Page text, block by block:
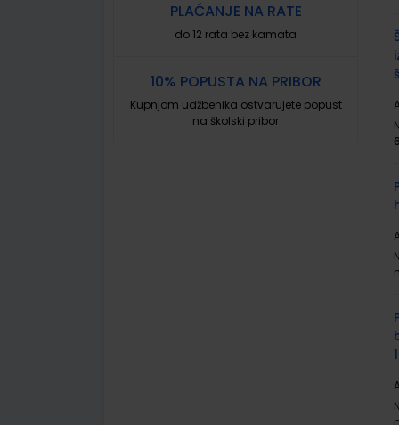
PLAĆANJE NA RATE
do 12 rata bez kamata
10% POPUSTA NA PRIBOR
Kupnjom udžbenika ostvarujete popust
na školski pribor